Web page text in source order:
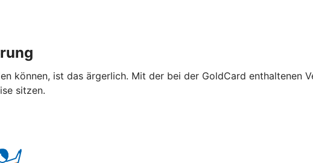
können, ist das ärgerlich. Mit der bei der GoldCard enthaltenen
sitzen.